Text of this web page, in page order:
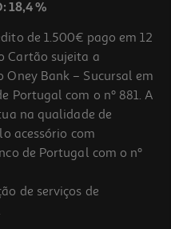
18,4 %
de 1.500€ pago em 12
Cartão sujeita a
Bank – Sucursal em
Portugal com o nº 881. A
na qualidade de
acessório com
de Portugal com o nº
de serviços de